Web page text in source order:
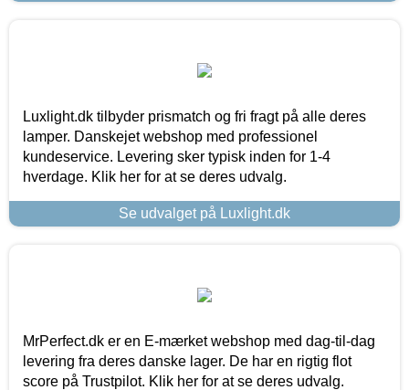
Luxlight.dk tilbyder prismatch og fri fragt på alle deres
lamper. Danskejet webshop med professionel
kundeservice. Levering sker typisk inden for 1-4
hverdage. Klik her for at se deres udvalg.
Se udvalget på Luxlight.dk
MrPerfect.dk er en E-mærket webshop med dag-til-dag
levering fra deres danske lager. De har en rigtig flot
score på Trustpilot. Klik her for at se deres udvalg.